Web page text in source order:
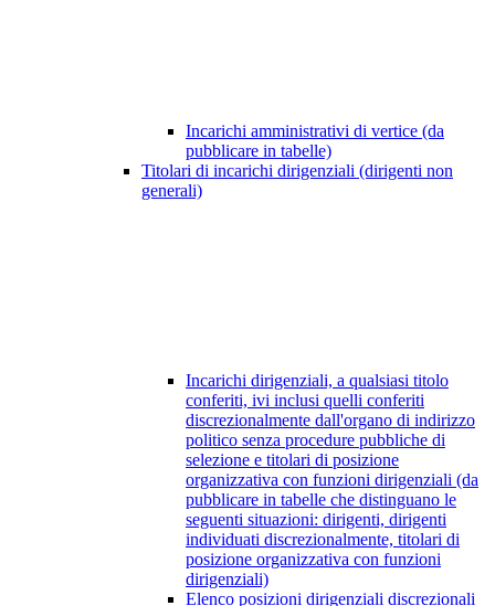
Incarichi amministrativi di vertice (da
pubblicare in tabelle)
Titolari di incarichi dirigenziali (dirigenti non
generali)
Incarichi dirigenziali, a qualsiasi titolo
conferiti, ivi inclusi quelli conferiti
discrezionalmente dall'organo di indirizzo
politico senza procedure pubbliche di
selezione e titolari di posizione
organizzativa con funzioni dirigenziali (da
pubblicare in tabelle che distinguano le
seguenti situazioni: dirigenti, dirigenti
individuati discrezionalmente, titolari di
posizione organizzativa con funzioni
dirigenziali)
Elenco posizioni dirigenziali discrezionali